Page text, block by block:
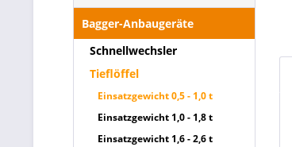
Bagger-Anbaugeräte
Schnellwechsler
Tieflöffel
Einsatzgewicht 0,5 - 1,0 t
Einsatzgewicht 1,0 - 1,8 t
Einsatzgewicht 1,6 - 2,6 t